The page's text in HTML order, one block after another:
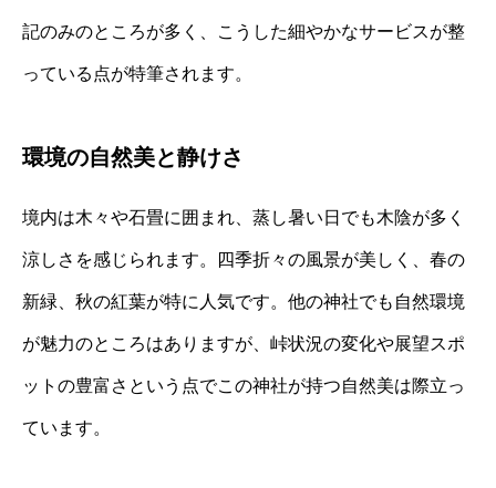
記のみのところが多く、こうした細やかなサービスが整
っている点が特筆されます。
環境の自然美と静けさ
境内は木々や石畳に囲まれ、蒸し暑い日でも木陰が多く
涼しさを感じられます。四季折々の風景が美しく、春の
新緑、秋の紅葉が特に人気です。他の神社でも自然環境
が魅力のところはありますが、峠状況の変化や展望スポ
ットの豊富さという点でこの神社が持つ自然美は際立っ
ています。